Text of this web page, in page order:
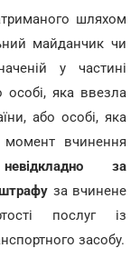
шляхом
майданчик чи
у частині
особі, яка ввезла
або особі, яка
момент вчинення
невідкладно за
за вчинене
послуг із
засобу.